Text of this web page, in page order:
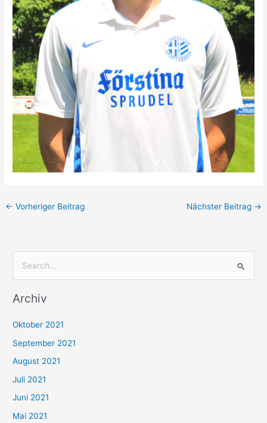
← Vorheriger Beitrag Nächster Beitrag →
c
n
n
a
c
h
Archiv
Oktober 2021
September 2021
August 2021
Juli 2021
Juni 2021
Mai 2021